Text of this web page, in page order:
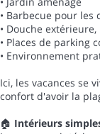
• Barbecue pour
• Douche
• Places de parking
• Environnement
Ici, les vacances se
confort d'avoir la
🏠 Intérieurs